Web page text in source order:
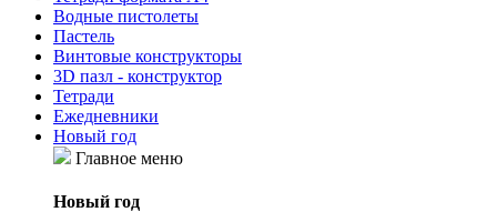
Водные пистолеты
Пастель
Винтовые конструкторы
3D пазл - конструктор
Тетради
Ежедневники
Новый год
Главное меню
Новый год